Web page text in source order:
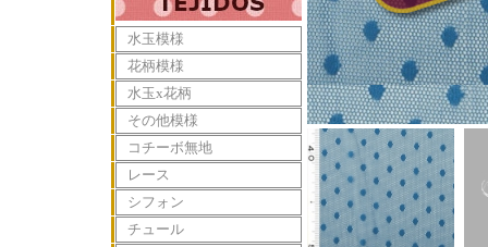
水玉模様
花柄模様
水玉x花柄
その他模様
コチーボ無地
レース
シフォン
チュール